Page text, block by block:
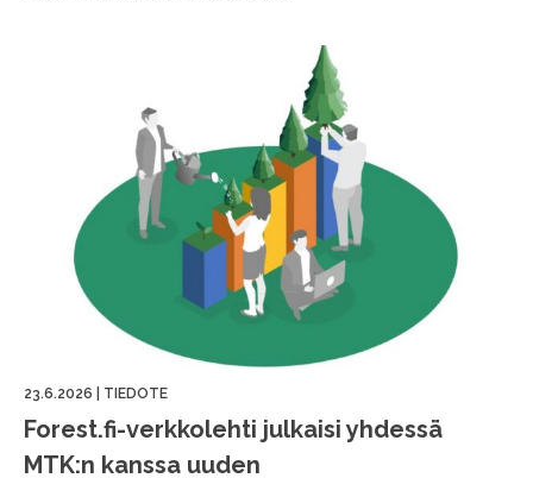
23.6.2026 TIEDOTE
Forest.fi-verkkolehti julkaisi yhdessä
MTK:n kanssa uuden